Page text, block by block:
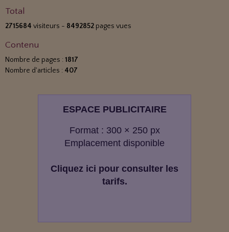
Total
2715684 visiteurs - 8492852 pages vues
Contenu
Nombre de pages : 1817
Nombre d'articles : 407
ESPACE PUBLICITAIRE
Format : 300 × 250 px
Emplacement disponible
Cliquez ici pour consulter les
tarifs.